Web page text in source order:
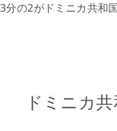
3分の2がドミニカ共和国
ドミニカ